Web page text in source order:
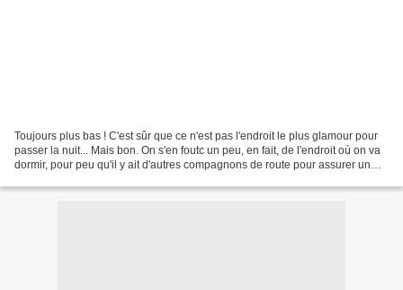
Toujours plus bas ! C'est sûr que ce n'est pas l'endroit le plus glamour pour
passer la nuit... Mais bon. On s'en foutc un peu, en fait, de l'endroit où on va
dormir, pour peu qu'il y ait d'autres compagnons de route pour assurer un